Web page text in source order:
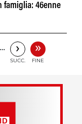
famiglia: 46enne
… ›
SUCC.
»
FINE